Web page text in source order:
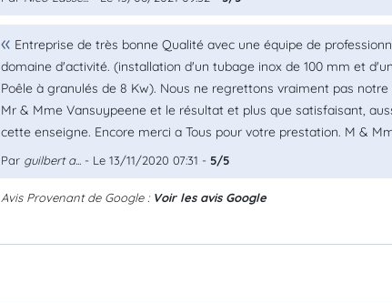
Entreprise de très bonne Qualité avec une équipe de
domaine d'activité. (installation d'un tubage inox de 100 mm et
Poêle à granulés de 8 Kw). Nous ne regrettons vraiment pas
Mr & Mme Vansuypeene et le résultat et plus que satisfaisant,
cette enseigne. Encore merci a Tous pour votre prestation. M &
Par guilbert a... - Le 13/11/2020 07:31 - 5/5
Avis Provenant de Google : Voir les avis Google